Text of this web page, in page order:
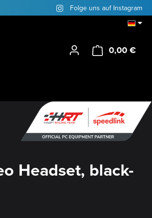
Folge uns auf Instagram
0,00 €
Headset, black-